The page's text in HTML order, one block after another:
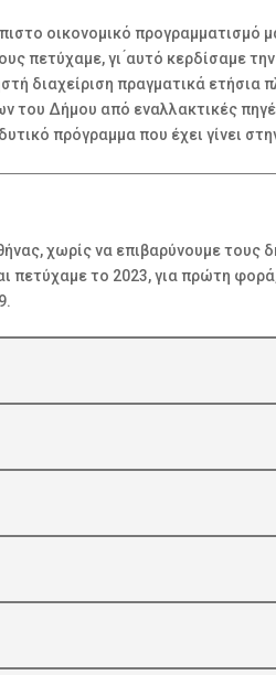
οικονομικό
πετύχαμε, γι ́αυτό κερδίσαμε
διαχείριση πραγματικά
Δήμου από εναλλακτικές
πρόγραμμα που έχει γίνει
χωρίς να επιβαρύνουμε τους
πετύχαμε το 2023, για πρώτη